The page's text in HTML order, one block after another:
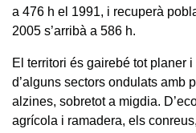
a 476 h el 1991, i recuperà
2005 s’arribà a 586 h.
El territori és gairebé tot planer
d’alguns sectors ondulats amb
alzines, sobretot a migdia.
agrícola i ramadera, els